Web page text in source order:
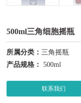
500ml三角细胞摇瓶
所属分类：三角摇瓶
产品规格： 500ml
联系我们